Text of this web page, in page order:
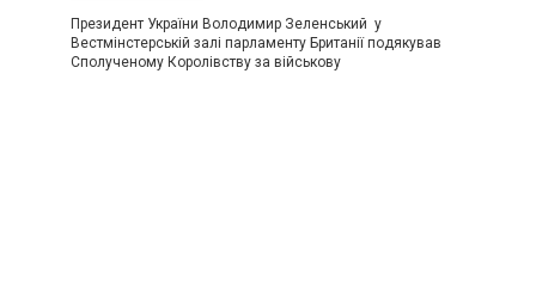
Президент України Володимир Зеленський у
Вестмінстерській залі парламенту Британії подякував
Сполученому Королівству за військову